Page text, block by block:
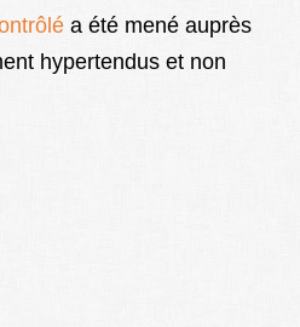
a été mené auprès
hypertendus et non